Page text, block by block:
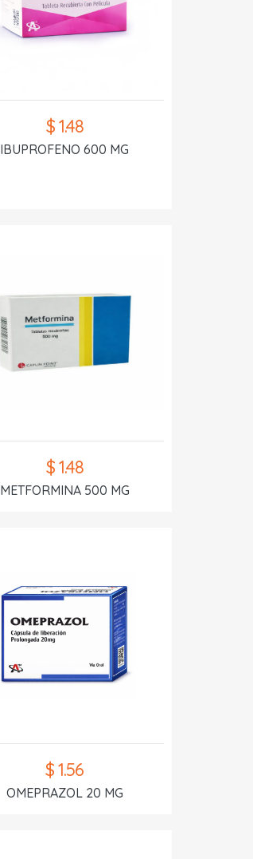
$ 1.48
IBUPROFENO 600 MG
$ 1.48
METFORMINA 500 MG
$ 1.56
OMEPRAZOL 20 MG